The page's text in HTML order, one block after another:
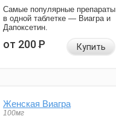
Самые популярные препараты
в одной таблетке — Виагра и
Дапоксетин.
от 200Р Купить
Женская Виагра
100мг